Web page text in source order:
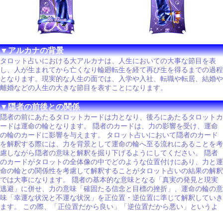
▼アルカナの背景
タロット占いにおける大アルカナは、人生においての大事な節目を表
し、人が生まれてから亡くなり輪廻転生を経て再び生を得るまでの過程
となります。現実的な人生の面では、入学や入社、転職や転居、結婚や
離婚などの人生の大きな節目を表すことになります。
▼隠者の前後との関係
隠者の前にあたるタロットカードは力となり、後ろにあたるタロットカ
ードは運命の輪となります。 隠者のカードは、力の影響を受け、運命
の輪のカードに影響を与えます。 タロット占いにおいて隠者のカード
を解釈する際には、力を背景として運命の輪へ至る流れにあることを考
慮しながら隠者の意味と解釈を掘り下げるようにしてください。 隠者
のカードがタロットの全体像の中でどのような位置付けにあり、力と運
命の輪との関係性を考慮して解釈することがタロット占いの結果の解釈
では大事になります。 隠者の基本的な意味となる「真実の発見と現実
逃避」に併せ、力の意味「確固たる信念と目標の挫折」、運命の輪の意
味「幸運な状況と不運な状況」を正位置・逆位置に準じて解釈していき
ます。 この際、「正位置だから良い」「逆位置だから悪い」というよ